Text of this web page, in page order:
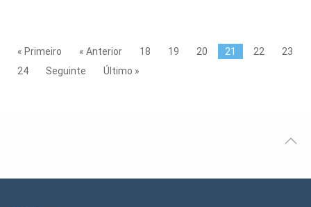
« Primeiro « Anterior 18 19 20 21 22
23
24
Seguinte Último »